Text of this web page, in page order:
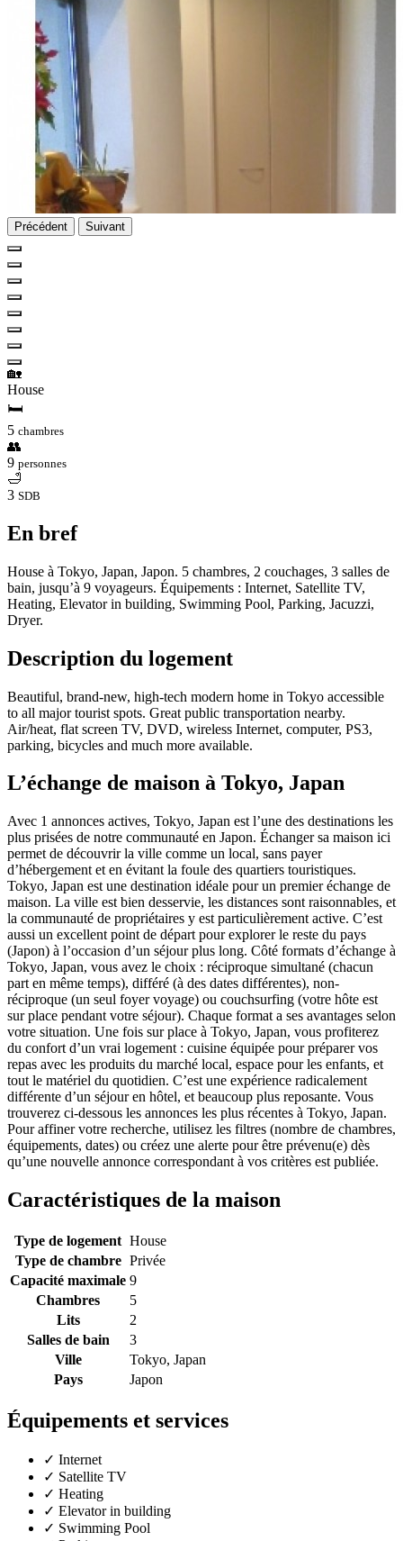
Précédent Suivant
🏡
House
🛏
5 chambres
👥
9 personnes
🛁
3 SDB
En bref
House à Tokyo, Japan, Japon. 5 chambres, 2 couchages, 3 salles de
bain, jusqu’à 9 voyageurs. Équipements : Internet, Satellite TV,
Heating, Elevator in building, Swimming Pool, Parking, Jacuzzi,
Dryer.
Description du logement
Beautiful, brand-new, high-tech modern home in Tokyo accessible
to all major tourist spots. Great public transportation nearby.
Air/heat, flat screen TV, DVD, wireless Internet, computer, PS3,
parking, bicycles and much more available.
L’échange de maison à Tokyo, Japan
Avec 1 annonces actives, Tokyo, Japan est l’une des destinations les
plus prisées de notre communauté en Japon. Échanger sa maison ici
permet de découvrir la ville comme un local, sans payer
d’hébergement et en évitant la foule des quartiers touristiques.
Tokyo, Japan est une destination idéale pour un premier échange de
maison. La ville est bien desservie, les distances sont raisonnables, et
la communauté de propriétaires y est particulièrement active. C’est
aussi un excellent point de départ pour explorer le reste du pays
(Japon) à l’occasion d’un séjour plus long. Côté formats d’échange à
Tokyo, Japan, vous avez le choix : réciproque simultané (chacun
part en même temps), différé (à des dates différentes), non-
réciproque (un seul foyer voyage) ou couchsurfing (votre hôte est
sur place pendant votre séjour). Chaque format a ses avantages selon
votre situation. Une fois sur place à Tokyo, Japan, vous profiterez
du confort d’un vrai logement : cuisine équipée pour préparer vos
repas avec les produits du marché local, espace pour les enfants, et
tout le matériel du quotidien. C’est une expérience radicalement
différente d’un séjour en hôtel, et beaucoup plus reposante. Vous
trouverez ci-dessous les annonces les plus récentes à Tokyo, Japan.
Pour affiner votre recherche, utilisez les filtres (nombre de chambres,
équipements, dates) ou créez une alerte pour être prévenu(e) dès
qu’une nouvelle annonce correspondant à vos critères est publiée.
Caractéristiques de la maison
Type de logement House
Type de chambre Privée
Capacité maximale 9
Chambres
5
Lits
2
Salles de bain
3
Ville
Tokyo, Japan
Pays
Japon
Équipements et services
✓ Internet
✓ Satellite TV
✓ Heating
✓ Elevator in building
✓ Swimming Pool